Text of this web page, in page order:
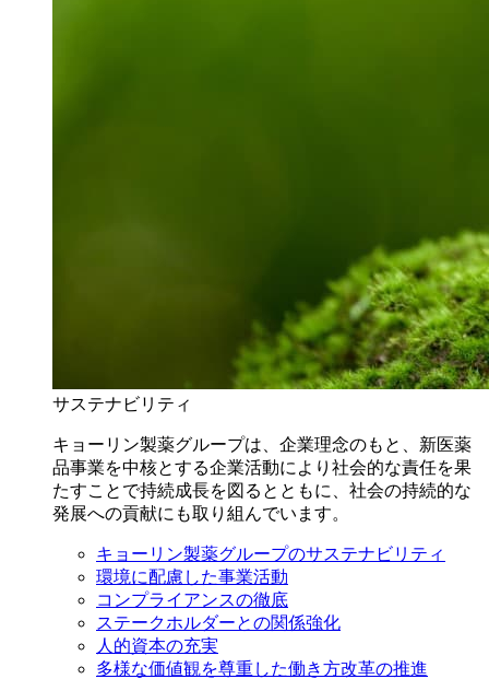
サステナビリティ
キョーリン製薬グループは、企業理念のもと、新医薬
品事業を中核とする企業活動により社会的な責任を果
たすことで持続成長を図るとともに、社会の持続的な
発展への貢献にも取り組んでいます。
キョーリン製薬グループのサステナビリティ
環境に配慮した事業活動
コンプライアンスの徹底
ステークホルダーとの関係強化
人的資本の充実
多様な価値観を尊重した働き方改革の推進